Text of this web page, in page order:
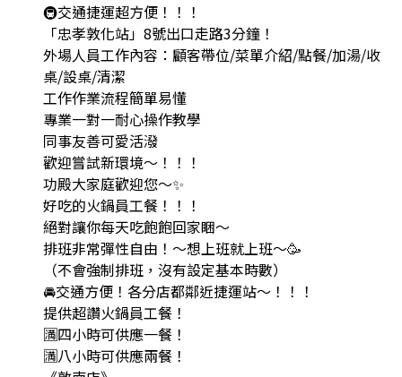
🚇交通捷運超方便！！！
「忠孝敦化站」8號出口走路3分鐘！
外場人員工作內容：顧客帶位/菜單介紹/點餐/加湯/收
桌/設桌/清潔
工作作業流程簡單易懂
專業一對一耐心操作教學
同事友善可愛活潑
歡迎嘗試新環境～！！！
功殿大家庭歡迎您～✨
好吃的火鍋員工餐！！！
絕對讓你每天吃飽飽回家睏～
排班非常彈性自由！～想上班就上班～🥳
（不會強制排班，沒有設定基本時數）
🚘交通方便！各分店都鄰近捷運站～！！！
提供超讚火鍋員工餐！
🈵️四小時可供應一餐！
🈵️八小時可供應兩餐！